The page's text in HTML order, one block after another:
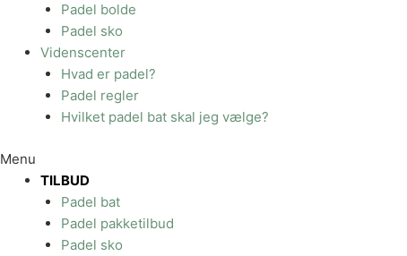
Padel bolde
Padel sko
Videnscenter
Hvad er padel?
Padel regler
Hvilket padel bat skal jeg vælge?
Menu
TILBUD
Padel bat
Padel pakketilbud
Padel sko